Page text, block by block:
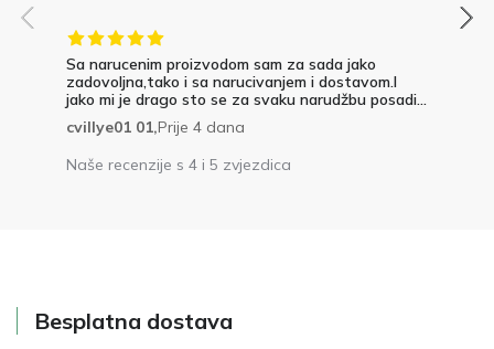
Sa narucenim proizvodom sam za sada jako
zadovoljna,tako i sa narucivanjem i dostavom.I
jako mi je drago sto se za svaku narudžbu posadi...
cvillye01 01,Prije 4 dana
Naše recenzije s 4 i 5 zvjezdica
Besplatna dostava